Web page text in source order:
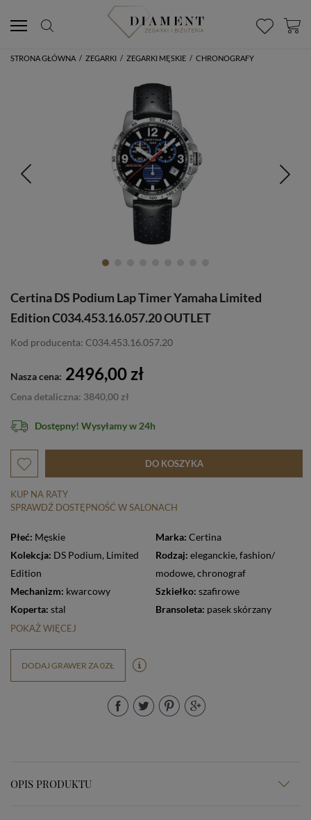
STRONA GŁÓWNA / ZEGARKI / ZEGARKI MĘSKIE / CHRONOGRAFY
Certina DS Podium Lap Timer Yamaha Limited
Edition C034.453.16.057.20 OUTLET
Kod producenta: C034.453.16.057.20
Nasza cena: 2496,00 zł
Cena detaliczna: 3840,00 zł
Dostępny! Wysyłamy w 24h
DO KOSZYKA
KUP NA RATY
SPRAWDŹ DOSTĘPNOŚĆ W SALONACH
Płeć: Męskie Marka: Certina
Kolekcja: DS Podium,
Edition
Rodzaj: eleganckie,
modowe, chronograf
Mechanizm: kwarcowy Szkiełko: szafirowe
Koperta: stal Bransoleta: pasek skórzany
POKAŻ WIĘCEJ
DODAJ GRAWER ZA 0ZŁ
OPIS PRODUKTU